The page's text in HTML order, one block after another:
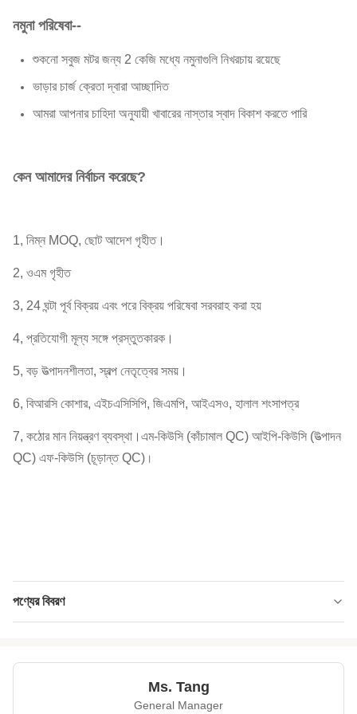
নমুনা পরিষেবা--
শুকনো সবুজ মটর জন্য 2 কেজি মধ্যে নমুনাগুলি নিখরচায় রয়েছে
ভাড়ার চার্জ ক্রেতা দ্বারা আচ্ছাদিত
আমরা আপনার চাহিদা অনুযায়ী খাবারের নাস্তার স্বাদ বিকাশ করতে পারি
কেন আমাদের নির্বাচন করেছে?
1, নিম্ন MOQ, ছোট আদেশ গৃহীত।
2, ওএম গৃহীত
3, 24 ঘন্টা পূর্ব বিক্রয় এবং পরে বিক্রয় পরিষেবা সরবরাহ করা হয়
4, প্রতিযোগী মূল্য সঙ্গে প্রস্তুতকারক।
5, বড় উত্পাদনশীলতা, স্বল্প নেতৃত্বের সময়।
6, বিআরসি কোশার, এইচএসিসিপি, জিএমপি, আইএসও, হালাল শংসাপত্র
7, কঠোর মান নিয়ন্ত্রণ ব্যবস্থা।এম-কিউসি (কাঁচামাল QC) আইপি-কিউসি (উত্পাদন
QC) এফ-কিউসি (চূড়ান্ত QC) ।
পণ্যের বিবরণ
বাল্ক ব্যাগ, খুচরা বিক্রেতা ব্যাগ, পোষা জার, ওএম।
Ms. Tang
General Manager